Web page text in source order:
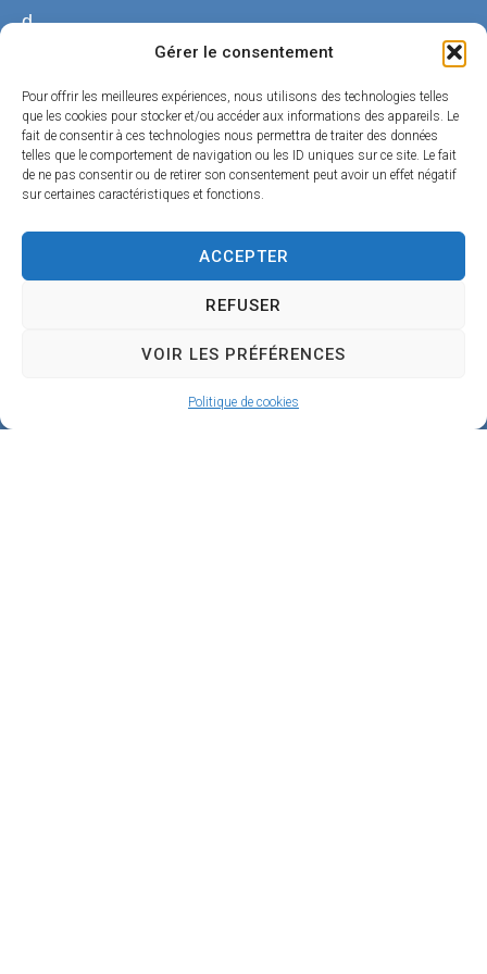
Gérer le consentement
Pour offrir les meilleures expériences, nous utilisons des technologies telles
que les cookies pour stocker et/ou accéder aux informations des appareils. Le
fait de consentir à ces technologies nous permettra de traiter des données
telles que le comportement de navigation ou les ID uniques sur ce site. Le fait
de ne pas consentir ou de retirer son consentement peut avoir un effet négatif
sur certaines caractéristiques et fonctions.
ACCEPTER
REFUSER
VOIR LES PRÉFÉRENCES
Politique de cookies
d
C
h
a
n
g